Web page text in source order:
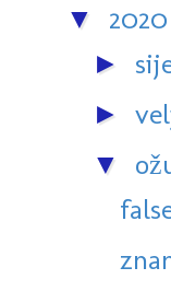
▼ 2020
►
►
▼